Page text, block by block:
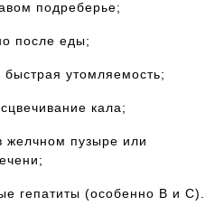
подреберье;
после еды;
утомляемость;
кала;
пузыре или
гепатиты (особенно B и C).